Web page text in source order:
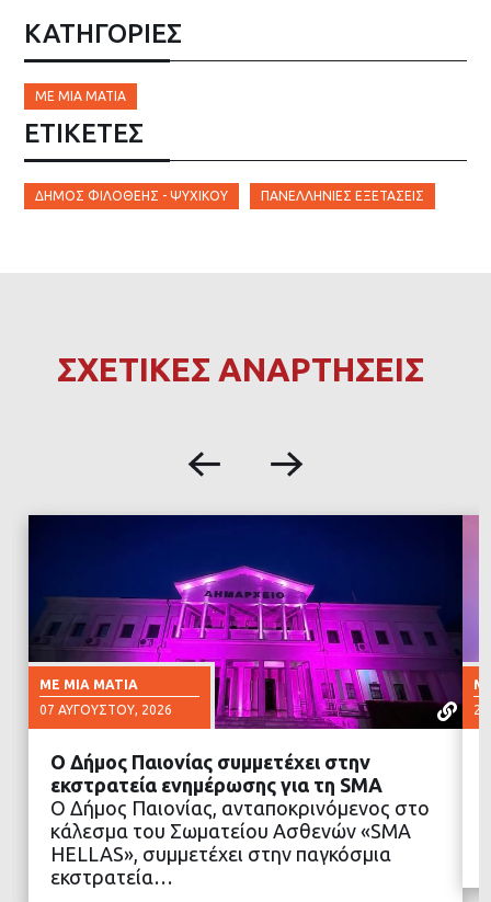
ΚΑΤΗΓΟΡΙΕΣ
ΜΕ ΜΙΑ ΜΑΤΙΆ
ΕΤΙΚΈΤΕΣ
ΔΉΜΟΣ ΦΙΛΟΘΈΗΣ - ΨΥΧΙΚΟΎ ΠΑΝΕΛΛΉΝΙΕΣ ΕΞΕΤΆΣΕΙΣ
ΣΧΕΤΙΚΕΣ ΑΝΑΡΤΗΣΕΙΣ
ΜΕ ΜΙΑ ΜΑΤΙΆ
07 ΑΥΓΟΎΣΤΟΥ, 2026
ΔΙΑΒΑΣΤΕ ΠΕΡΙΣΣΟΤΕΡΑ
Ο Δήμος Παιονίας συμμετέχει στην
εκστρατεία ενημέρωσης για τη SMA
Ο Δήμος Παιονίας, ανταποκρινόμενος στο
κάλεσμα του Σωματείου Ασθενών «SMA
HELLAS», συμμετέχει στην παγκόσμια
εκστρατεία…